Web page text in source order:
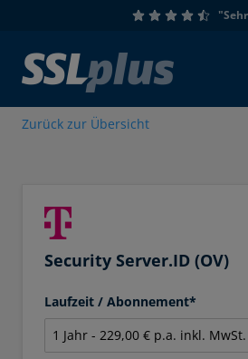
Zurück zur Übersicht
Security Server.ID (OV)
Laufzeit / Abonnement*